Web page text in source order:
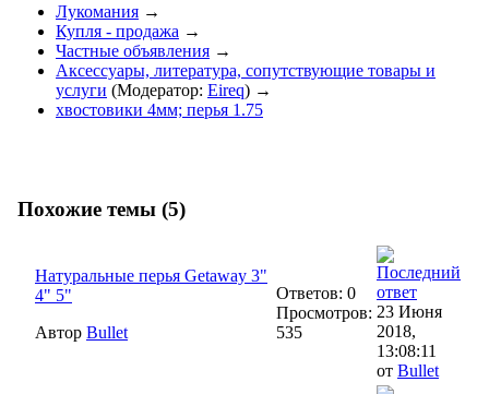
Лукомания →
Купля - продажа →
Частные объявления →
Аксессуары, литература, сопутствующие товары и
услуги (Модератор: Eireq) →
хвостовики 4мм; перья 1.75
Похожие темы (5)
Натуральные перья Getaway 3"
4" 5"
Автор Bullet
Ответов: 0
Просмотров:
535
23 Июня
2018,
13:08:11
от Bullet